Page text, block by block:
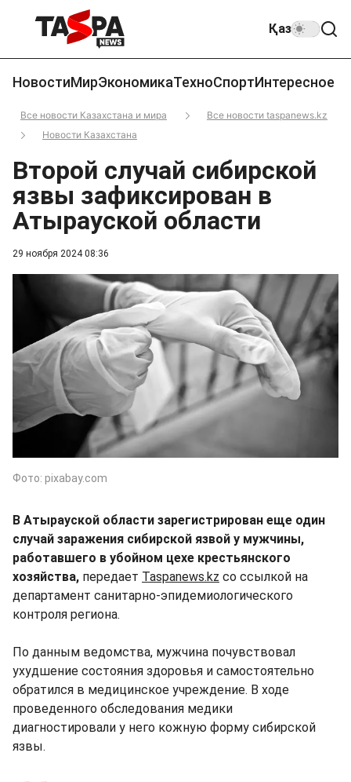
Қаз
НовостиМирЭкономикаТехноСпортИнтересное
Все новости Казахстана и мира
Все новости taspanews.kz
Новости Казахстана
29 ноября 2024 08:36
Второй случай сибирской
язвы зафиксирован в
Атырауской области
Фото: pixabay.com
В Атырауской области зарегистрирован еще один
случай заражения сибирской язвой у мужчины,
работавшего в убойном цехе крестьянского
хозяйства, передает Taspanews.kz со ссылкой на
департамент санитарно-эпидемиологического
контроля региона.
По данным ведомства, мужчина почувствовал
ухудшение состояния здоровья и самостоятельно
обратился в медицинское учреждение. В ходе
проведенного обследования медики
диагностировали у него кожную форму сибирской
язвы.